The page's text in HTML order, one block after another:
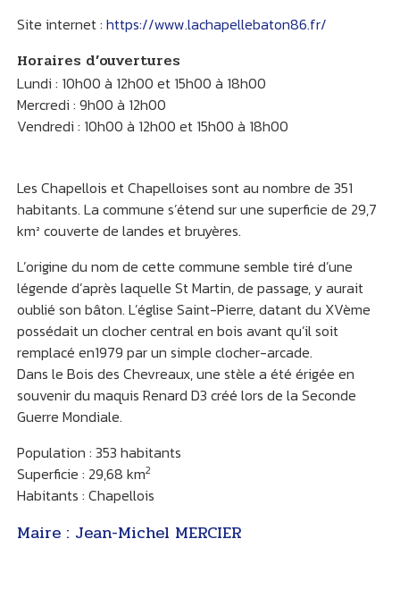
Site internet : https://www.lachapellebaton86.fr/
Horaires d’ouvertures
Lundi : 10h00 à 12h00 et 15h00 à 18h00
Mercredi : 9h00 à 12h00
Vendredi : 10h00 à 12h00 et 15h00 à 18h00
Les Chapellois et Chapelloises sont au nombre de 351
habitants. La commune s’étend sur une superficie de 29,7
km² couverte de landes et bruyères.
L’origine du nom de cette commune semble tiré d’une
légende d’après laquelle St Martin, de passage, y aurait
oublié son bâton. L’église Saint-Pierre, datant du XVème
possédait un clocher central en bois avant qu’il soit
remplacé en1979 par un simple clocher-arcade.
Dans le Bois des Chevreaux, une stèle a été érigée en
souvenir du maquis Renard D3 créé lors de la Seconde
Guerre Mondiale.
Population : 353 habitants
Superficie : 29,68 km2
Habitants : Chapellois
Maire : Jean-Michel MERCIER